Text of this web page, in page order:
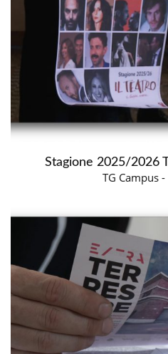
Stagione 2025/2026
TG Campus